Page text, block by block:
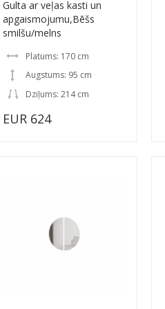
Gulta ar veļas kasti un
apgaismojumu,Bēšs
smilšu/melns
Platums: 170 cm
Augstums: 95 cm
Dziļums: 214 cm
EUR 624